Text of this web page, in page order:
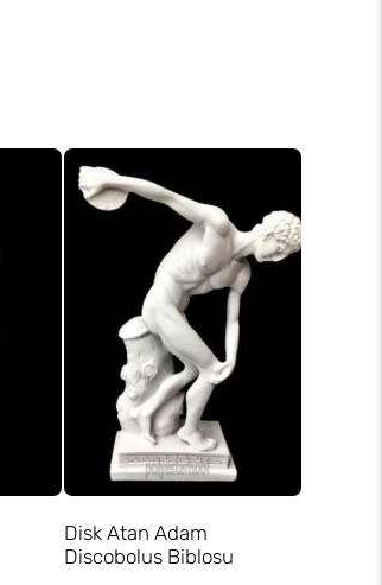
Disk Atan Adam
Discobolus Biblosu